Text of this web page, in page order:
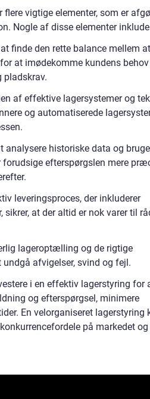
vigtige elementer, som er
Nogle af disse elementer
finde den rette balance mellem at
at imødekomme kundens
pladskrav.
af effektive lagersystemer og
og automatiserede
analysere historiske data og bruge
efterspørgslen mere
leveringsproces, der inkluderer
at der altid er nok varer til
lageroptælling og de rigtige
afvigelser, svind og fejl.
i en effektiv lagerstyring for
og efterspørgsel, minimere
En velorganiseret lagerstyring
på markedet